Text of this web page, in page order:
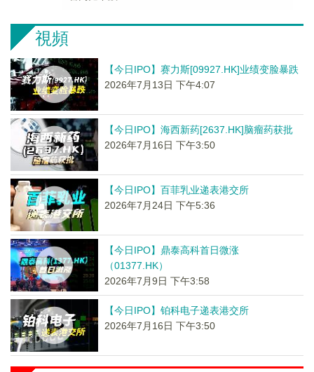
視頻
【今日IPO】赛力斯[09927.HK]业绩变脸暴跌
2026年7月13日 下午4:07
【今日IPO】海西新药[2637.HK]脑瘤药获批
2026年7月16日 下午3:50
【今日IPO】百菲乳业递表港交所
2026年7月24日 下午5:36
【今日IPO】鼎泰高科首日微涨
（01377.HK）
2026年7月9日 下午3:58
【今日IPO】铂科电子递表港交所
2026年7月16日 下午3:50